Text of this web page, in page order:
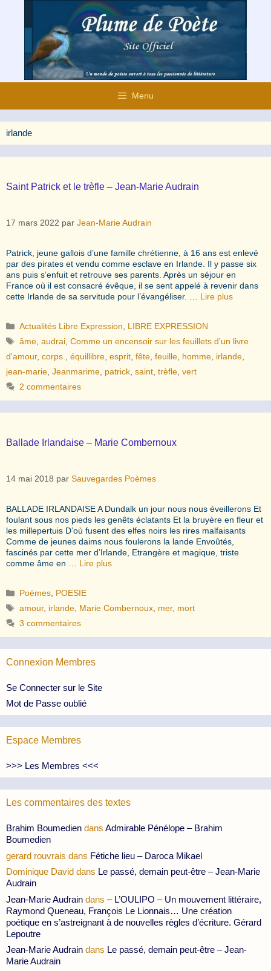
contenu
Menu
irlande
Saint Patrick et le trèfle – Jean-Marie Audrain
17 mars 2022 par Jean-Marie Audrain
Patrick, jeune gallois d’une famille chrétienne, à 16 ans est enlevé
par des pirates et vendu comme esclave en Irlande. Il y passe six
ans puis s’enfuit et retrouve ses parents. Après un séjour en
France où il est consacré évêque, il se sent appelé à revenir dans
cette Irlande de sa servitude pour l’évangéliser. … Lire plus
Catégories
Actualités Libre Expression
LIBRE EXPRESSION
Étiquettes
âme ,audrai ,Comme un encensoir sur les feuillets d'un livre
d'amour, corps. équillibre esprit fête feuille homme irlande
jean-marie Jeanmarime patrick saint trèfle vert
2 commentaires
Ballade Irlandaise – Marie Combernoux
14 mai 2018 par Sauvegardes Poèmes
BALLADE IRLANDAISE A Dundalk un jour nous nous éveillerons Et
foulant sous nos pieds les genêts éclatants Et la bruyère en fleur et
les millepertuis D’où fusent des elfes noirs les rires malfaisants
Comme de jeunes daims nous foulerons la lande Envoûtés,
fascinés par cette mer d’Irlande, Etrangère et magique, triste
comme âme en … Lire plus
Catégories
Poèmes POESIE
Étiquettes
amour, irlande Marie Combernoux mer, mort
3 commentaires
Connexion Membres
Se Connecter sur le Site
Mot de Passe oublié
Espace Membres
>>> Les Membres <<<
Les commentaires des textes
Brahim Boumedien dans Admirable Pénélope – Brahim
Boumedien
gerard rouvrais dans Fétiche lieu – Daroca Mikael
Dominique David dans Le passé, demain peut-être – Jean-Marie
Audrain
Jean-Marie Audrain dans – L’OULIPO – Un mouvement littéraire,
Raymond Queneau, François Le Lionnais… Une création
poétique en s’astreignant à de nouvelles règles d’écriture. Gérard
Lepoutre
Jean-Marie Audrain dans Le passé, demain peut-être – Jean-
Marie Audrain